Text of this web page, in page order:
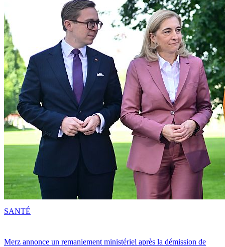
Merz annonce un remaniement ministériel après la démission de
SANTÉ